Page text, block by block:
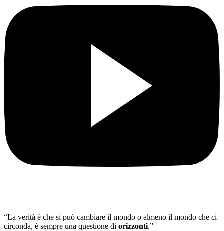
“La verità è che si può cambiare il mondo o almeno il mondo che ci
circonda, è sempre una questione di orizzonti.”